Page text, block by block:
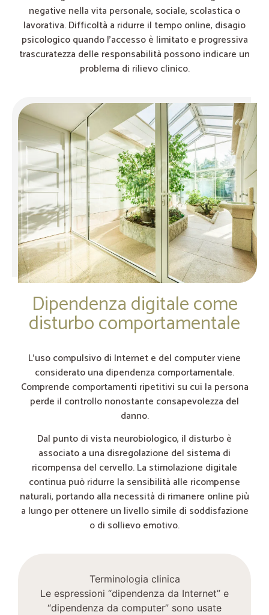
negative nella vita personale, sociale, scolastica o
lavorativa. Difficoltà a ridurre il tempo online, disagio
psicologico quando l’accesso è limitato e progressiva
trascuratezza delle responsabilità possono indicare un
problema di rilievo clinico.
Dipendenza digitale come
disturbo comportamentale
L’uso compulsivo di Internet e del computer viene
considerato una dipendenza comportamentale.
Comprende comportamenti ripetitivi su cui la persona
perde il controllo nonostante consapevolezza del
danno.
Dal punto di vista neurobiologico, il disturbo è
associato a una disregolazione del sistema di
ricompensa del cervello. La stimolazione digitale
continua può ridurre la sensibilità alle ricompense
naturali, portando alla necessità di rimanere online più
a lungo per ottenere un livello simile di soddisfazione
o di sollievo emotivo.
Terminologia clinica
Le espressioni “dipendenza da Internet” e
“dipendenza da computer” sono usate